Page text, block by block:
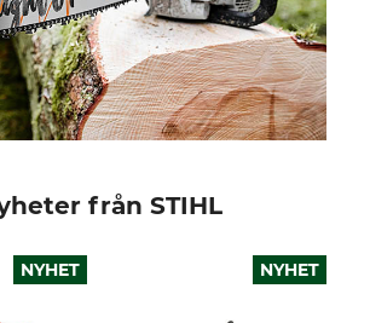
från STIHL
NYHET NYHET